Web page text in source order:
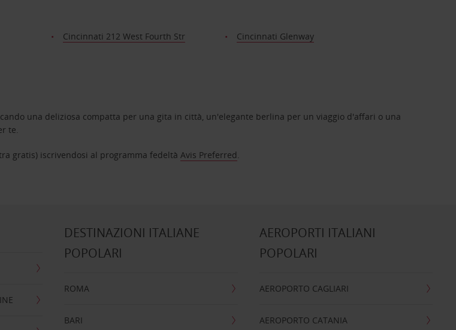
Cincinnati 212 West Fourth Str
Cincinnati Glenway
una deliziosa compatta per una gita in città, un'elegante berlina per un viaggio d'affari o una
te.
gratis) iscrivendosi al programma fedeltàAvis Preferred.
DESTINAZIONI ITALIANE
POPOLARI
ROMA
BARI
AEROPORTI ITALIANI
POPOLARI
AEROPORTO CAGLIARI
AEROPORTO CATANIA